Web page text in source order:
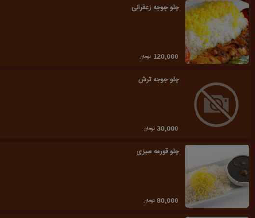
چلو جوجه زعفرانی
120,000 تومان
چلو جوجه ترش
30,000 تومان
چلو قورمه سبزی
80,000 تومان